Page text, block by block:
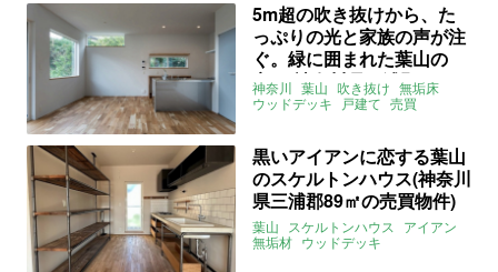
5m超の吹き抜けから、た
っぷりの光と家族の声が注
ぐ。緑に囲まれた葉山の
家。(神奈川県三浦郡90㎡
の売買物件)
神奈川 葉山 吹き抜け 無垢床
ウッドデッキ
戸建て 売買
黒いアイアンに恋する葉山
のスケルトンハウス(神奈川
県三浦郡89㎡の売買物件)
葉山 スケルトンハウス
アイアン
無垢材 ウッドデッキ